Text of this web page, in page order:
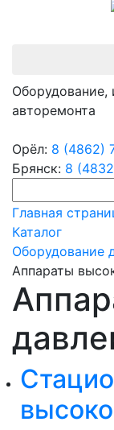
Оборудование,
авторемонта
Орёл: 8 (4862)
Брянск: 8
Главная
Каталог
Оборудование
Аппараты